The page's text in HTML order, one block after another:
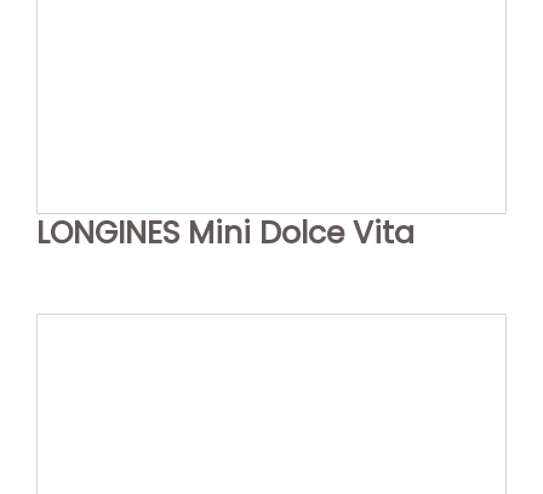
LONGINES Mini Dolce Vita